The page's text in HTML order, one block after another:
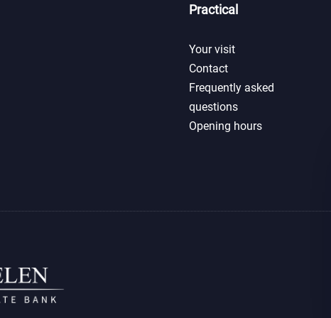
Practical
Your visit
Contact
Frequently asked
questions
Opening hours